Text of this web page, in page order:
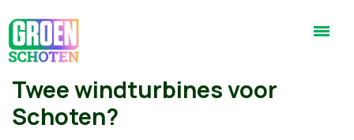
Twee windturbines voor
Schoten?